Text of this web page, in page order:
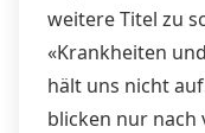
weitere Titel zu
«Krankheiten
hält uns nicht
blicken nur nach